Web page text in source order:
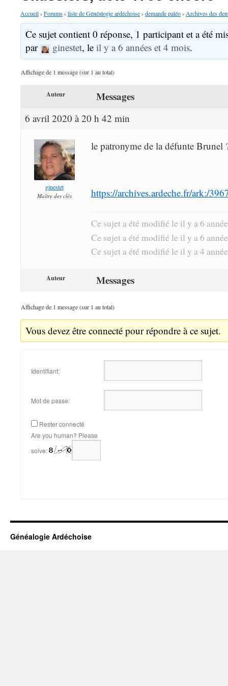
Accueil› Forums› liste de Généalogie ardéchoise› demande paléo› Archives des
Ce sujet contient 0 réponse, 1 participant et a été
par
ginestet, leil y a 6 années et 4 mois.
Affichage de 1 message (sur 1 au total)
Auteur Messages
6 avril 2020 à 20 h 42 min
ginestet
Maître des clés
le patronyme de la défunte Brunel
https://archives.ardeche.fr/ark:/
Ce sujet a été modifié le il y a 6
Ce sujet a été modifié le il y a 6
Ce sujet a été modifié le il y a 4
Auteur Messages
Affichage de 1 message (sur 1 au total)
Vous devez être connecté pour répondre à ce sujet.
Identifiant:
Mot de passe:
Rester connecté
Are you human? Please
solve:
Généalogie Ardéchoise